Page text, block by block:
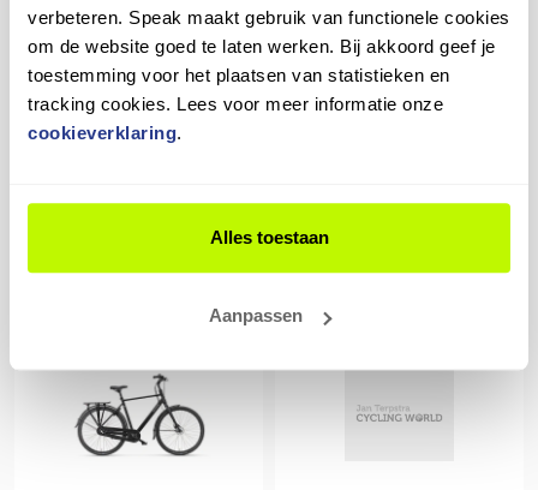
verbeteren. Speak maakt gebruik van functionele cookies
om de website goed te laten werken. Bij akkoord geef je
toestemming voor het plaatsen van statistieken en
tracking cookies. Lees voor meer informatie onze
cookieverklaring.
Alles toestaan
Aanpassen
Op voorraad in winkel
€ 3.524,00
Op voorraad in winkel